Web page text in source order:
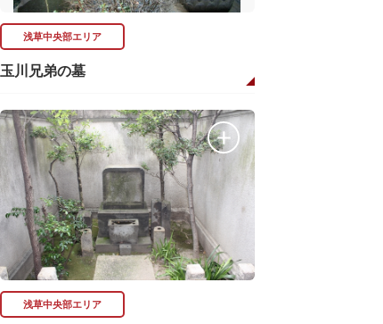
浅草中央部エリア
玉川兄弟の墓
浅草中央部エリア